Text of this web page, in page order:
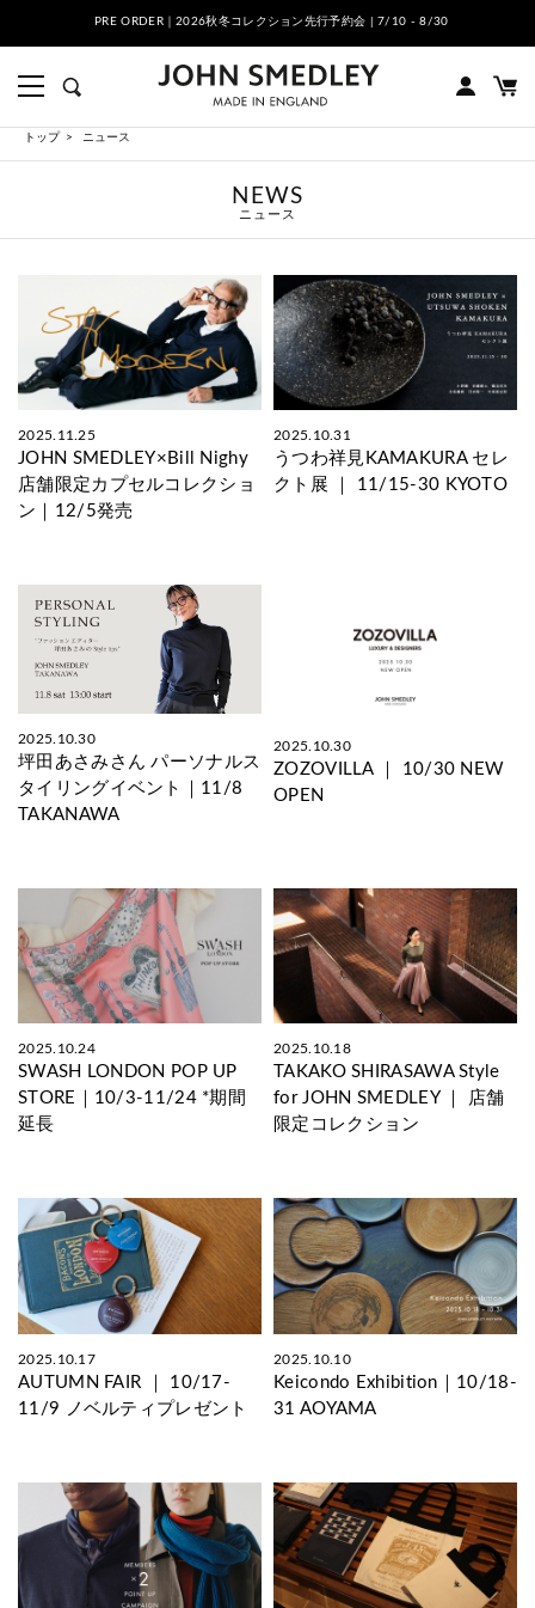
SHOPのお届けについて PRE ORDER｜2026秋冬コレク
トップ ニュース
NEWS
ニュース
2025.11.25
JOHN SMEDLEY×Bill Nighy
店舗限定カプセルコレクショ
ン｜12/5発売
2025.10.31
うつわ祥見KAMAKURA セレ
クト展 ｜ 11/15-30 KYOTO
2025.10.30
坪田あさみさん パーソナルス
タイリングイベント｜11/8
TAKANAWA
2025.10.30
ZOZOVILLA ｜ 10/30 NEW
OPEN
2025.10.24
SWASH LONDON POP UP
STORE｜10/3-11/24 *期間
延長
2025.10.18
TAKAKO SHIRASAWA Style
for JOHN SMEDLEY ｜ 店舗
限定コレクション
2025.10.17
AUTUMN FAIR ｜ 10/17-
11/9 ノベルティプレゼント
2025.10.10
Keicondo Exhibition｜10/18-
31 AOYAMA